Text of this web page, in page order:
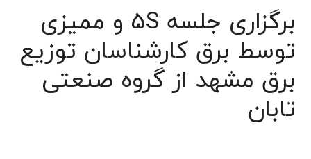
برگزاری جلسه 5S و ممیزی
توسط برق کارشناسان توزیع
برق مشهد از گروه صنعتی
تابان